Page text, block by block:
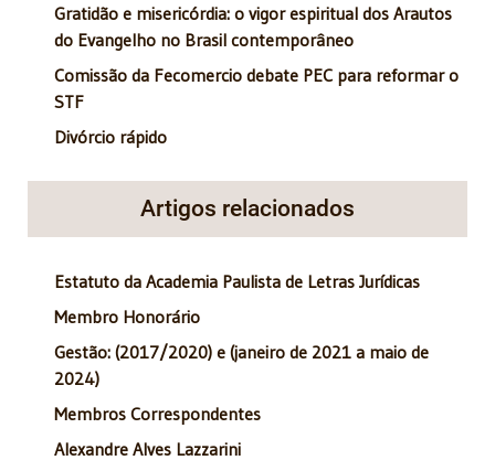
Gratidão e misericórdia: o vigor espiritual dos Arautos
do Evangelho no Brasil contemporâneo
Comissão da Fecomercio debate PEC para reformar o
STF
Divórcio rápido
Artigos relacionados
Estatuto da Academia Paulista de Letras Jurídicas
Membro Honorário
Gestão: (2017/2020) e (janeiro de 2021 a maio de
2024)
Membros Correspondentes
Alexandre Alves Lazzarini